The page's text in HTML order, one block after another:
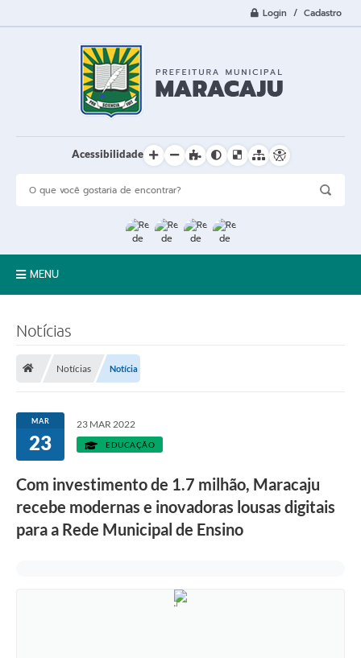
Login / Cadastro
Acessibilidade
MENU
LGPD
Licitações
Transparência
Publicações
Notícias
Notícias Notícia
MAR
23
23 MAR 2022
EDUCAÇÃO
Com investimento de 1.7 milhão, Maracaju
recebe modernas e inovadoras lousas digitais
para a Rede Municipal de Ensino